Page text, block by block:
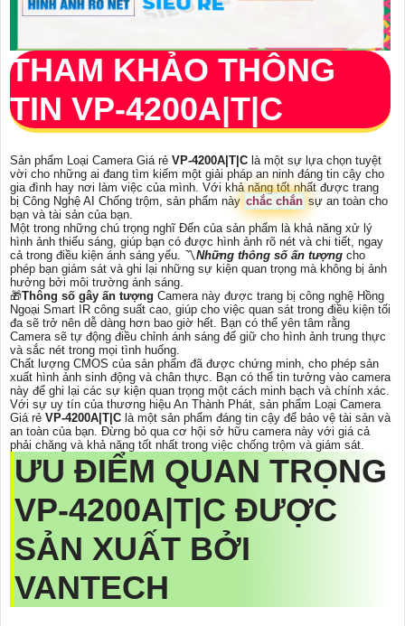
THAM KHẢO THÔNG
TIN VP-4200A|T|C
Sản phẩm Loại Camera Giá rẻ VP-4200A|T|C là một sự lựa chọn tuyệt
vời cho những ai đang tìm kiếm một giải pháp an ninh đáng tin cậy cho
gia đình hay nơi làm việc của mình. Với khả năng tốt nhất được trang
bị Công Nghệ AI Chống trộm, sản phẩm này chắc chắn sự an toàn cho
bạn và tài sản của bạn.
Một trong những chú trọng nghĩ Đến của sản phẩm là khả năng xử lý
hình ảnh thiếu sáng, giúp bạn có được hình ảnh rõ nét và chi tiết, ngay
cả trong điều kiện ánh sáng yếu. 〽Những thông số ấn tượng cho
phép bạn giám sát và ghi lại những sự kiện quan trọng mà không bị ảnh
hưởng bởi môi trường ánh sáng.
🎁Thông số gây ấn tượng Camera này được trang bị công nghệ Hồng
Ngoại Smart IR công suất cao, giúp cho việc quan sát trong điều kiện tối
đa sẽ trở nên dễ dàng hơn bao giờ hết. Bạn có thể yên tâm rằng
Camera sẽ tự động điều chỉnh ánh sáng để giữ cho hình ảnh trung thực
và sắc nét trong mọi tình huống.
Chất lượng CMOS của sản phẩm đã được chứng minh, cho phép sản
xuất hình ảnh sinh động và chân thực. Bạn có thể tin tưởng vào camera
này để ghi lại các sự kiện quan trọng một cách minh bạch và chính xác.
Với sự uy tín của thương hiệu An Thành Phát, sản phẩm Loại Camera
Giá rẻ VP-4200A|T|C là một sản phẩm đáng tin cậy để bảo vệ tài sản và
an toàn của bạn. Đừng bỏ qua cơ hội sở hữu camera này với giá cả
phải chăng và khả năng tốt nhất trong việc chống trộm và giám sát.
ƯU ĐIỂM QUAN TRỌNG
VP-4200A|T|C ĐƯỢC
SẢN XUẤT BỞI
VANTECH